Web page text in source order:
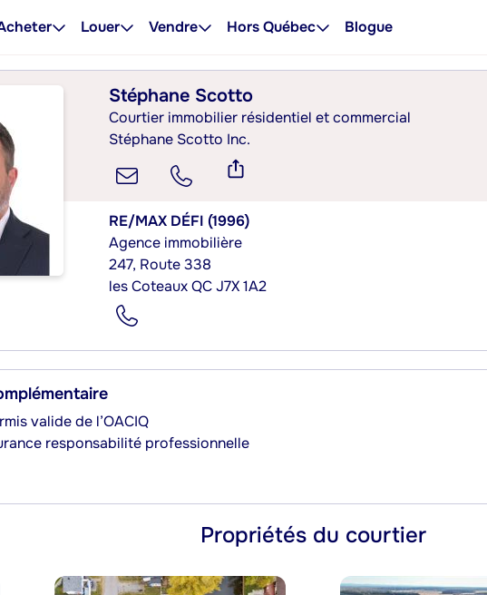
Louer Vendre Hors Québec Blogue
Stéphane Scotto
Courtier immobilier résidentiel et commercial
Stéphane Scotto Inc.
RE/MAX DÉFI (1996)
Agence immobilière
247, Route 338
les Coteaux QC J7X 1A2
valide de l’OACIQ
responsabilité professionnelle
Propriétés du courtier